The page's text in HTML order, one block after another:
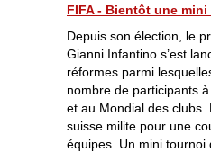
FIFA - Bientôt une mini
Depuis son élection, le
Gianni Infantino s’est
réformes parmi
nombre de participants
et au Mondial des clubs.
suisse milite pour une
équipes. Un mini